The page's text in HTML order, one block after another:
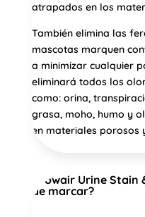
atrapados en los
También elimina las
mascotas marquen
a minimizar cualquier
eliminará todos los
como: orina,
grasa, moho, humo y
en materiales porosos
¿Powair Urine
de marcar?